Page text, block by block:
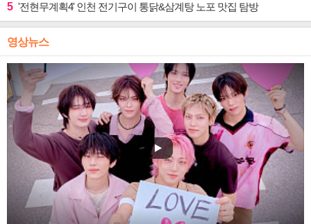
5 '전현무계획4' 인천 전기구이 통닭&삼계탕 노포 맛집 탐방
영상뉴스